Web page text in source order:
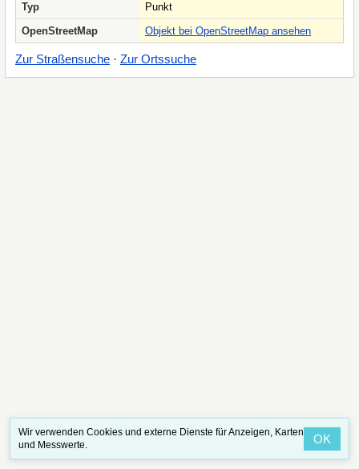
Typ
Punkt
OpenStreetMap
Objekt bei OpenStreetMap ansehen
Zur Straßensuche · Zur Ortssuche
Wir verwenden Cookies und externe Dienste für Anzeigen, Karten
und Messwerte.
OK